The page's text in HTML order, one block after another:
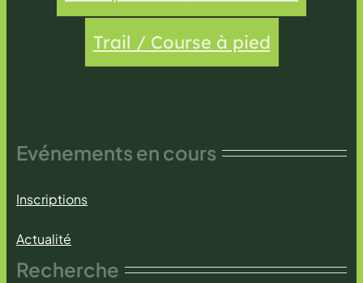
Trail / Course à pied
Evénements en cours
Inscriptions
Actualité
Recherche